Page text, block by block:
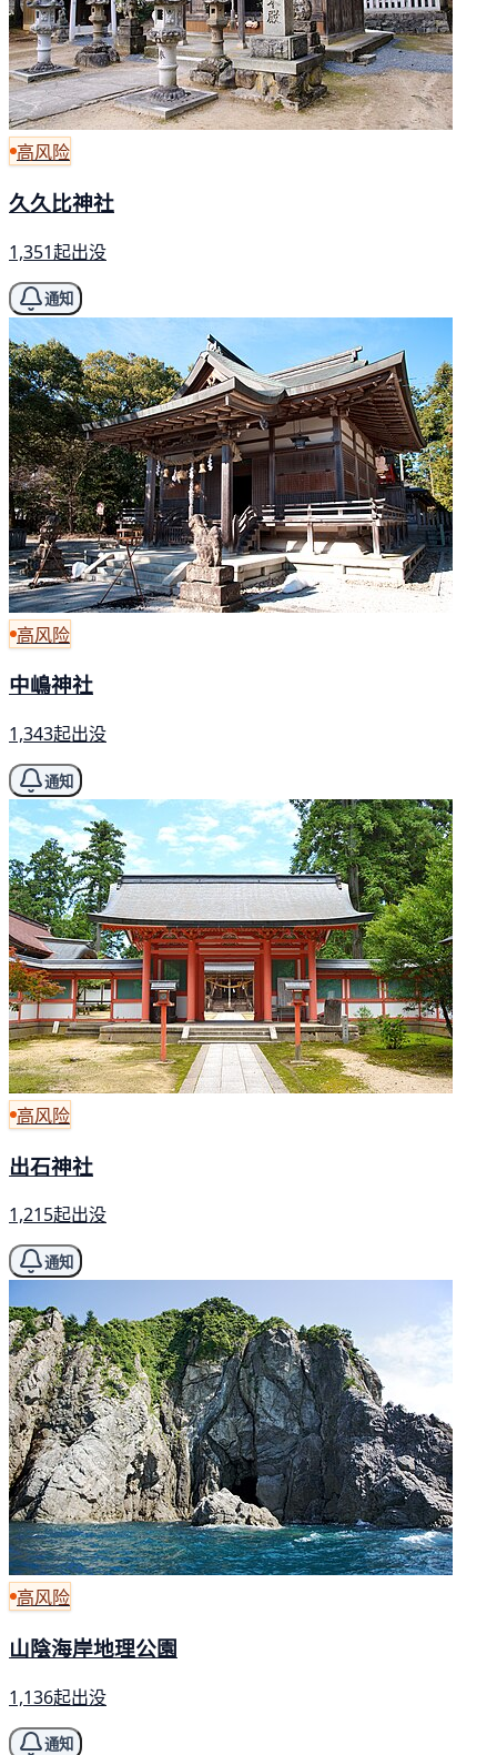
高风险
久久比神社
1,351起出没
通知
高风险
中嶋神社
1,343起出没
通知
高风险
出石神社
1,215起出没
通知
高风险
山陰海岸地理公園
1,136起出没
通知